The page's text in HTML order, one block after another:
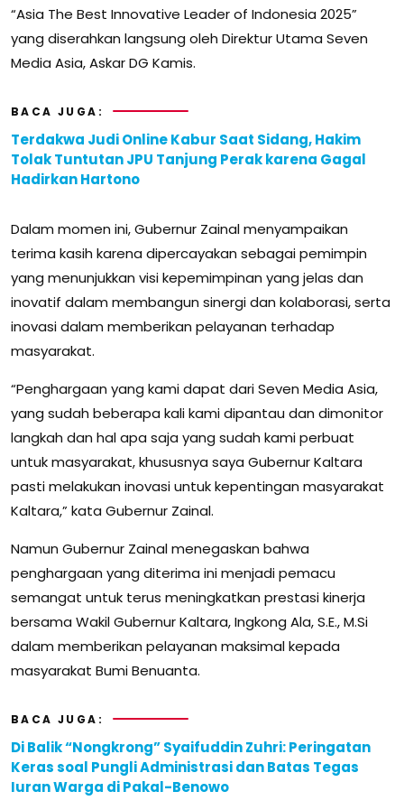
“Asia The Best Innovative Leader of Indonesia 2025”
yang diserahkan langsung oleh Direktur Utama Seven
Media Asia, Askar DG Kamis.
BACA JUGA:
Terdakwa Judi Online Kabur Saat Sidang, Hakim
Tolak Tuntutan JPU Tanjung Perak karena Gagal
Hadirkan Hartono
Dalam momen ini, Gubernur Zainal menyampaikan
terima kasih karena dipercayakan sebagai pemimpin
yang menunjukkan visi kepemimpinan yang jelas dan
inovatif dalam membangun sinergi dan kolaborasi, serta
inovasi dalam memberikan pelayanan terhadap
masyarakat.
“Penghargaan yang kami dapat dari Seven Media Asia,
yang sudah beberapa kali kami dipantau dan dimonitor
langkah dan hal apa saja yang sudah kami perbuat
untuk masyarakat, khususnya saya Gubernur Kaltara
pasti melakukan inovasi untuk kepentingan masyarakat
Kaltara,” kata Gubernur Zainal.
Namun Gubernur Zainal menegaskan bahwa
penghargaan yang diterima ini menjadi pemacu
semangat untuk terus meningkatkan prestasi kinerja
bersama Wakil Gubernur Kaltara, Ingkong Ala, S.E., M.Si
dalam memberikan pelayanan maksimal kepada
masyarakat Bumi Benuanta.
BACA JUGA:
Di Balik “Nongkrong” Syaifuddin Zuhri: Peringatan
Keras soal Pungli Administrasi dan Batas Tegas
Iuran Warga di Pakal-Benowo